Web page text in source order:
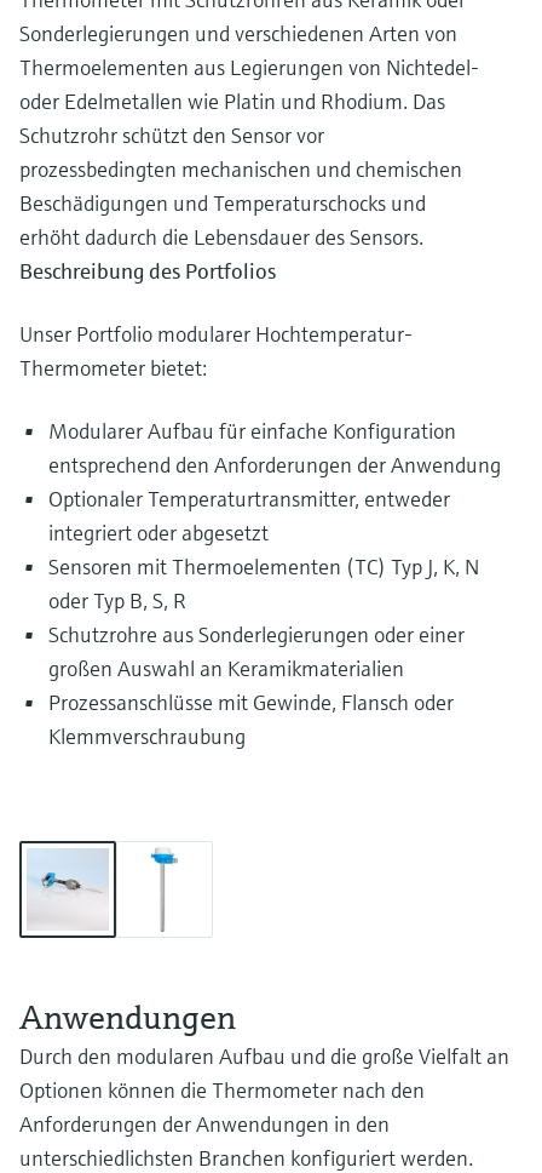
Sonderlegierungen und verschiedenen Arten von
Thermoelementen aus Legierungen von Nichtedel-
oder Edelmetallen wie Platin und Rhodium. Das
Schutzrohr schützt den Sensor vor
prozessbedingten mechanischen und chemischen
Beschädigungen und Temperaturschocks und
erhöht dadurch die Lebensdauer des Sensors.
Beschreibung des Portfolios
Unser Portfolio modularer Hochtemperatur-
Thermometer bietet:
Modularer Aufbau für einfache Konfiguration
entsprechend den Anforderungen der Anwendung
Optionaler Temperaturtransmitter, entweder
integriert oder abgesetzt
Sensoren mit Thermoelementen (TC) Typ J, K, N
oder Typ B, S, R
Schutzrohre aus Sonderlegierungen oder einer
großen Auswahl an Keramikmaterialien
Prozessanschlüsse mit Gewinde, Flansch oder
Klemmverschraubung
Anwendungen
Durch den modularen Aufbau und die große Vielfalt an
Optionen können die Thermometer nach den
Anforderungen der Anwendungen in den
unterschiedlichsten Branchen konfiguriert werden.